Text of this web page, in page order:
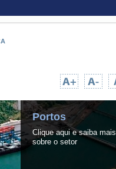
Portos
Clique aqui e saiba mais
sobre o setor